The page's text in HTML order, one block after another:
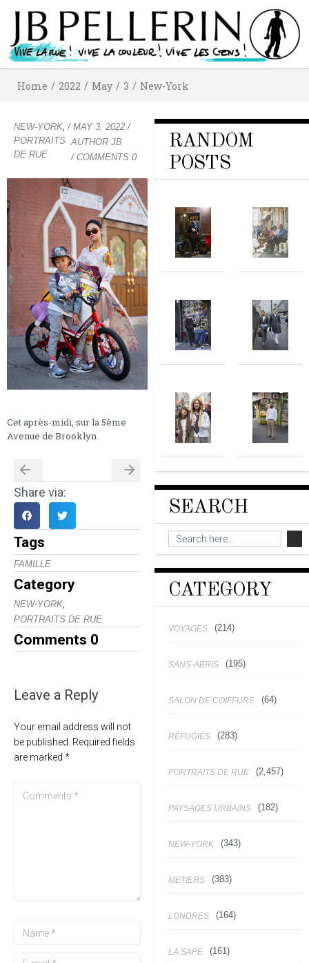
Home / 2022 / May / 3 / New-York
NEW-YORK
PORTRAITS
DE RUE
/ MAY 3, 2022/
AUTHOR JB
/ COMMENTS 0
Cet après-midi, sur la 5ème
Avenue de Brooklyn
Share via:
Tags
FAMILLE
Category
NEW-YORK
PORTRAITS DE RUE
Comments 0
Leave a Reply
Your email address will not
be published. Required fields
are marked *
RANDOM
POSTS
SEARCH
CATEGORY
VOYAGES (214)
SANS-ABRIS (195)
SALON DE COIFFURE (64)
RÉFUGIÉS (283)
PORTRAITS DE RUE (2,457)
PAYSAGES URBAINS (182)
NEW-YORK (343)
METIERS (383)
LONDRES (164)
LA SAPE (161)